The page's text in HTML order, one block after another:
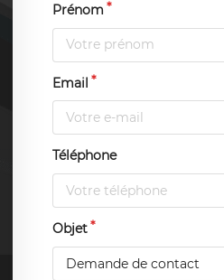
Prénom
Email
Téléphone
Objet
Demande de contact